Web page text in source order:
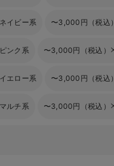
ネイビー系 〜3,000円（税込）
ピンク系 〜3,000円（税込）
イエロー系 〜3,000円（税込）
マルチ系 〜3,000円（税込）